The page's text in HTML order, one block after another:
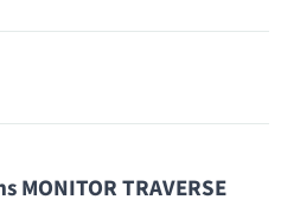
TRAVERSE